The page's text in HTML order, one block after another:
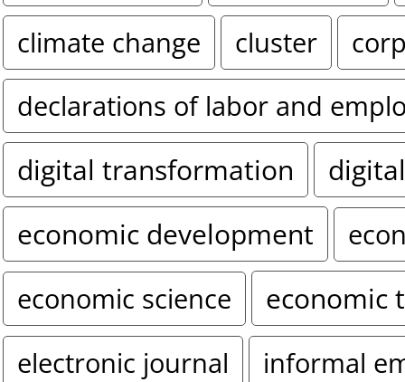
climate change
cluster
declarations of labor and
digital transformation
economic development
economic science
economic
electronic journal informal